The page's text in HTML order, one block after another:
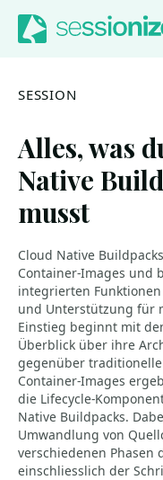
Jump to navigation
Jump to content
SESSION
Alles, was
Native
musst
Cloud Native
Container-Images und
integrierten
und Unterstützung für
Einstieg beginnt mit
Überblick über ihre
gegenüber
Container-Images
die Lifecycle-
Native Buildpacks.
Umwandlung von
verschiedenen Phasen
einschliesslich der